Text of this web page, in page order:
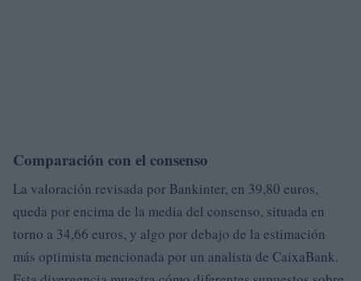
Comparación con el consenso
La valoración revisada por Bankinter, en 39,80 euros,
queda por encima de la media del consenso, situada en
torno a 34,66 euros, y algo por debajo de la estimación
más optimista mencionada por un analista de CaixaBank.